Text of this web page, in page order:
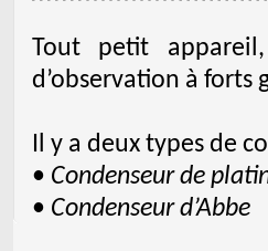
Tout petit
d’observation à forts
Il y a deux types de
• Condenseur de
• Condenseur d’Abbe